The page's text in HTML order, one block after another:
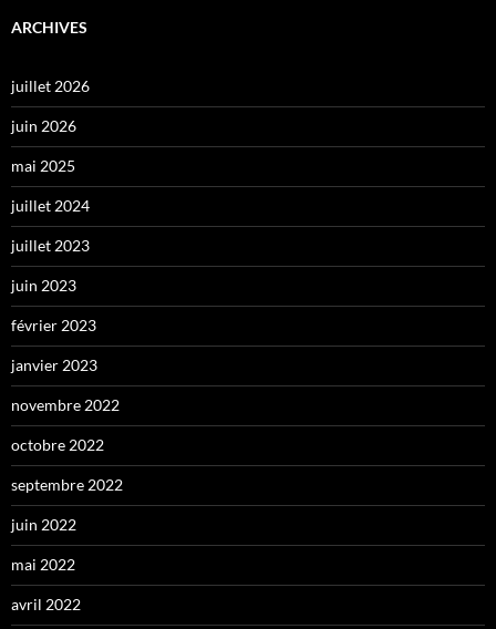
ARCHIVES
juillet 2026
juin 2026
mai 2025
juillet 2024
juillet 2023
juin 2023
février 2023
janvier 2023
novembre 2022
octobre 2022
septembre 2022
juin 2022
mai 2022
avril 2022